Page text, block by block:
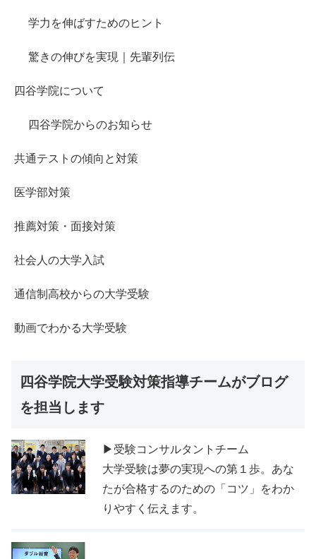
学力を伸ばすためのヒント
驚きの伸びを実現｜先輩列伝
四谷学院について
四谷学院からのお知らせ
共通テストの傾向と対策
医学部対策
推薦対策・面接対策
社会人の大学入試
通信制高校からの大学受験
動画でわかる大学受験
四谷学院大学受験対策指導チームがブログ
を担当します
▶受験コンサルタントチーム
大学受験は夢の実現への第１歩。あな
たが合格するのための「コツ」をわか
りやすく伝えます。